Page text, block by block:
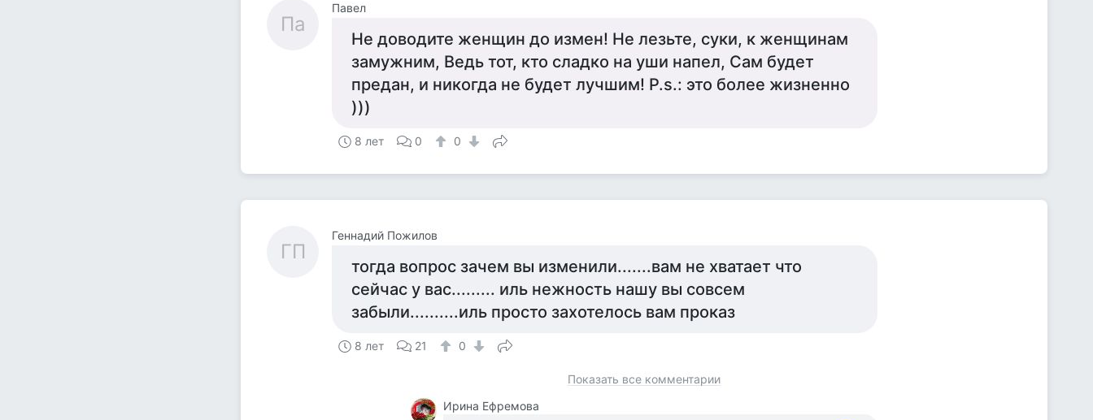
Па
Павел
Не доводите женщин до измен! Не лезьте, суки, к женщинам
замужним, Ведь тот, кто сладко на уши напел, Сам будет
предан, и никогда не будет лучшим! P.s.: это более жизненно
)))
8 лет 0 0
ГП
Геннадий Пожилов
тогда вопрос зачем вы изменили.......вам не хватает что
сейчас у вас......... иль нежность нашу вы совсем
забыли..........иль просто захотелось вам проказ
8 лет 21 0
Показать все комментарии
Ирина Ефремова